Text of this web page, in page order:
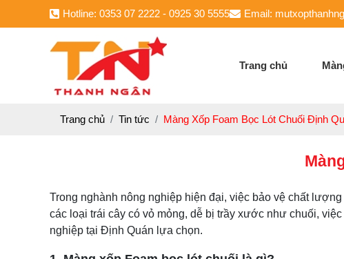
Hotline: 0353 07 2222 - 0925 30 5555 Email:
Trang chủ
Trang chủ Tin tức Màng Xốp Foam Bọc Lót Chuối Định
Trong nghành nông nghiệp hiện đại, việc bảo vệ chất
các loại trái cây có vỏ mỏng, dễ bị trầy xước như chuối,
nghiệp tại Định Quán lựa chọn.